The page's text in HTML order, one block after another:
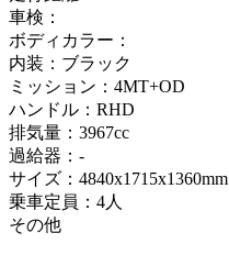
車検：
ボディカラー：
内装：ブラック
ミッション：4MT+OD
ハンドル：RHD
排気量：3967cc
過給器：-
サイズ：4840x1715x1360mm
乗車定員：4人
その他